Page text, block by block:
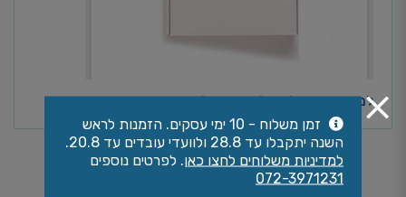
למידע נוסף על משלוחים ושאלות נפוצות>>
אולי יעניין אותך גם
זמן משלוח - 10 ימי עסקים. הזמנות לראש
השנה יתקבלו עד 28.8 ולוועדי עובדים עד 20.8.
למדיניות משלוחים לחצו כאן. לפרטים נוספים
072-3971231